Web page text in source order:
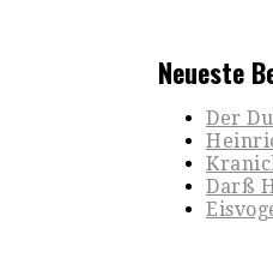
Neueste
Der
Darß